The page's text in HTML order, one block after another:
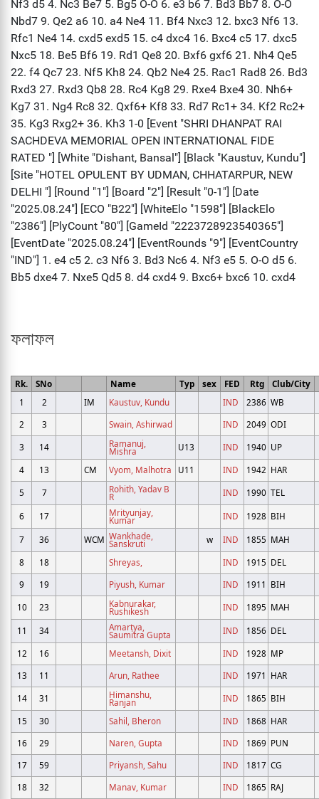
ফলাফল
Rk. SNo Name Typ sex FED Rtg Club/City
1
2 IM Kaustuv, Kundu IND 2386 WB
2
3 Swain, Ashirwad IND 2049 ODI
3
14 Ramanuj,
Mishra U13 IND 1940 UP
4
13 CM Vyom, Malhotra U11 IND 1942 HAR
5
7 Rohith, Yadav B
R IND 1990 TEL
6 17 Mrityunjay,
Kumar IND 1928 BIH
7 36 WCM Wankhade,
Sanskruti w IND 1855 MAH
8
18 Shreyas, IND 1915 DEL
9
19 Piyush, Kumar IND 1911 BIH
10
23 Kabnurakar,
Rushikesh IND 1895 MAH
11 34 Amartya,
Saumitra Gupta IND 1856 DEL
12
16 Meetansh, Dixit IND 1928 MP
13
11 Arun, Rathee IND 1971 HAR
14
31 Himanshu,
Ranjan IND 1865 BIH
15
30 Sahil, Bheron IND 1868 HAR
16
29 Naren, Gupta IND 1869 PUN
17
59 Priyansh, Sahu IND 1817 CG
18
32 Manav, Kumar IND 1865 RAJ